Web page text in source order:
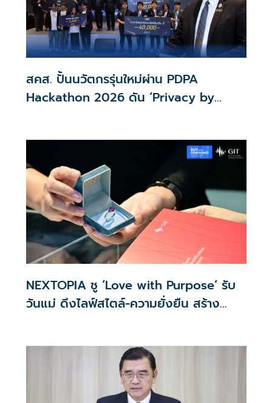
สคส. ปั้นนวัตกรรุ่นใหม่ผ่าน PDPA
Hackathon 2026 ดัน ‘Privacy by
NEXTOPIA ชู ‘Love with Purpose’ รับ
วันแม่ ดึงไลฟ์สไตล์-ความยั่งยืน สร้าง